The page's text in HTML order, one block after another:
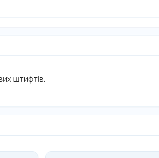
штифтів.